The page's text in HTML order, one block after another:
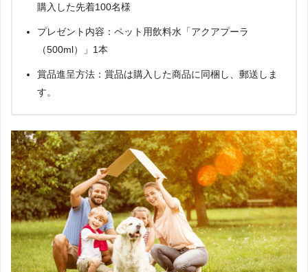
購入した先着100名様
プレゼント内容：ペット用飲料水「アクアプーラ
（500ml）」1本
賞品進呈方法：賞品は購入した商品に同梱し、郵送しま
す。